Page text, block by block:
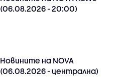
(06.08.2026 - 20:00)
Новините на NOVA
(06.08.2026 - централна)